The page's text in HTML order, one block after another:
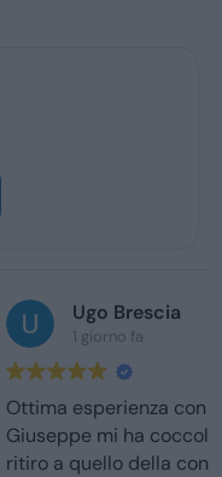
del
davvero